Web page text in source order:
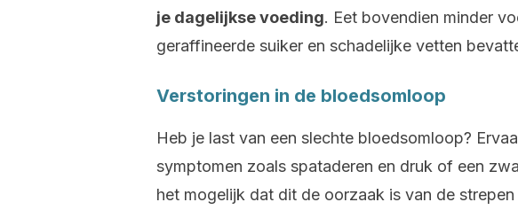
je dagelijkse voeding. Eet bovendien minder
geraffineerde suiker en schadelijke vetten
Verstoringen in de bloedsomloop
Heb je last van een slechte bloedsomloop?
symptomen zoals spataderen en druk of een
het mogelijk dat dit de oorzaak is van de